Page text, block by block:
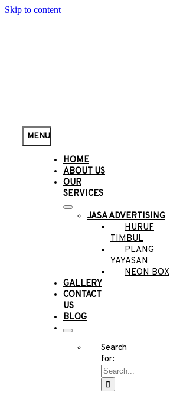
Skip to content
MENU
HOME
ABOUT US
OUR
SERVICES
JASA ADVERTISING
HURUF
TIMBUL
PLANG
YAYASAN
NEON BOX
GALLERY
CONTACT
US
BLOG
Search
for: